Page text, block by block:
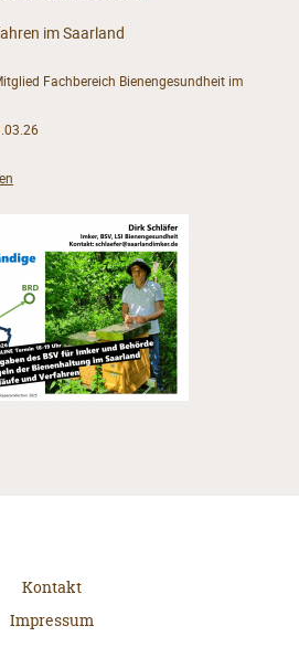
im Saarland
Fachbereich Bienengesundheit im
Kontakt
Impressum